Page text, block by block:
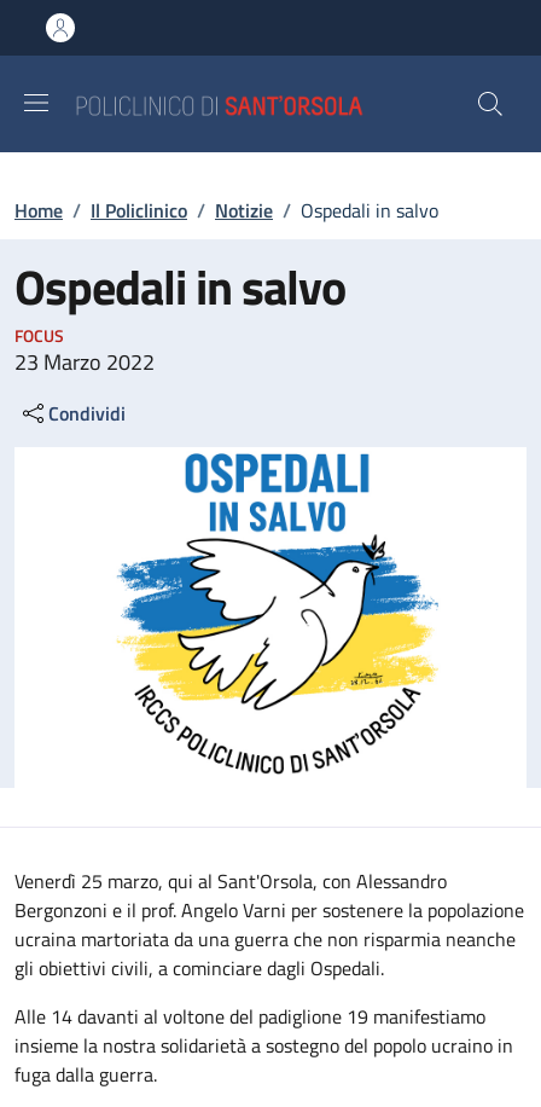
al contenuto principale
to footer content
Briciole di pane
Home / Il Policlinico / Notizie / Ospedali in salvo
Ospedali in salvo
FOCUS
23 Marzo 2022
Condividi
Venerdì 25 marzo, qui al Sant'Orsola, con Alessandro
Bergonzoni e il prof. Angelo Varni per sostenere la popolazione
ucraina martoriata da una guerra che non risparmia neanche
gli obiettivi civili, a cominciare dagli Ospedali.
Alle 14 davanti al voltone del padiglione 19 manifestiamo
insieme la nostra solidarietà a sostegno del popolo ucraino in
fuga dalla guerra.